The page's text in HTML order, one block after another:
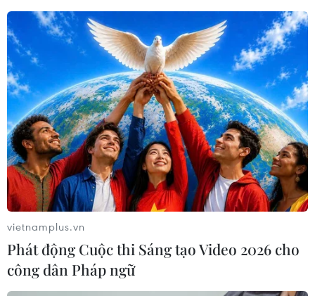
vietnamplus.vn
Phát động Cuộc thi Sáng tạo Video 2026 cho
công dân Pháp ngữ